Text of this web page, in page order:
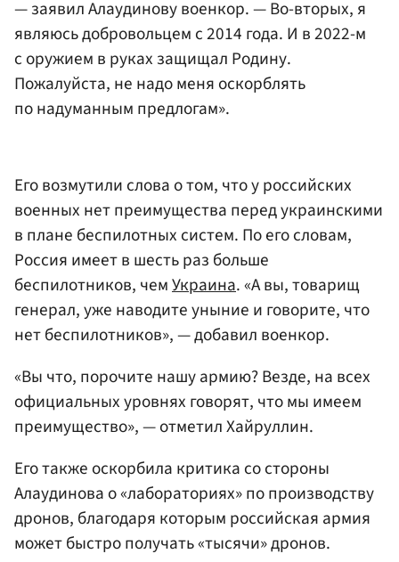
— заявил Алаудинову военкор. — Во-вторых, я
являюсь добровольцем с 2014 года. И в 2022-м
с оружием в руках защищал Родину.
Пожалуйста, не надо меня оскорблять
по надуманным предлогам».
Его возмутили слова о том, что у российских
военных нет преимущества перед украинскими
в плане беспилотных систем. По его словам,
Россия имеет в шесть раз больше
беспилотников, чемУкраина. «А вы, товарищ
генерал, уже наводите уныние и говорите, что
нет беспилотников», — добавил военкор.
«Вы что, порочите нашу армию? Везде, на всех
официальных уровнях говорят, что мы имеем
преимущество», — отметил Хайруллин.
Его также оскорбила критика со стороны
Алаудинова о «лабораториях» по производству
дронов, благодаря которым российская армия
может быстро получать «тысячи» дронов.